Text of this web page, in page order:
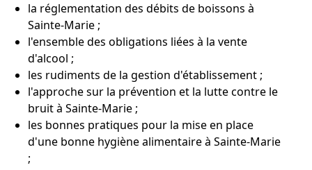
la réglementation des débits de boissons à
Sainte-Marie ;
l'ensemble des obligations liées à la vente
d'alcool ;
les rudiments de la gestion d'établissement ;
l'approche sur la prévention et la lutte contre le
bruit à Sainte-Marie ;
les bonnes pratiques pour la mise en place
d'une bonne hygiène alimentaire à Sainte-Marie
;